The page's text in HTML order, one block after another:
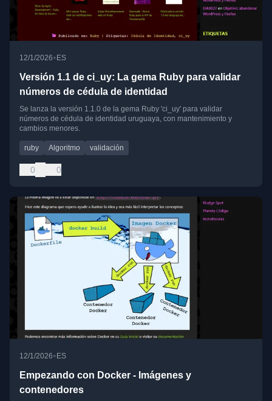
12/1/2026• ES
Versión 1.1 de ci_uy: La gema Ruby para validar
números de cédula de identidad
Se lanza la versión 1.1.0 de la gema Ruby 'ci_uy' para validar
números de cédula de identidad uruguaya, con mantenimiento y
cambios menores.
ruby Algoritmo validación
0 0
12/1/2026• ES
Empezando con Docker - Imágenes y
contenedores